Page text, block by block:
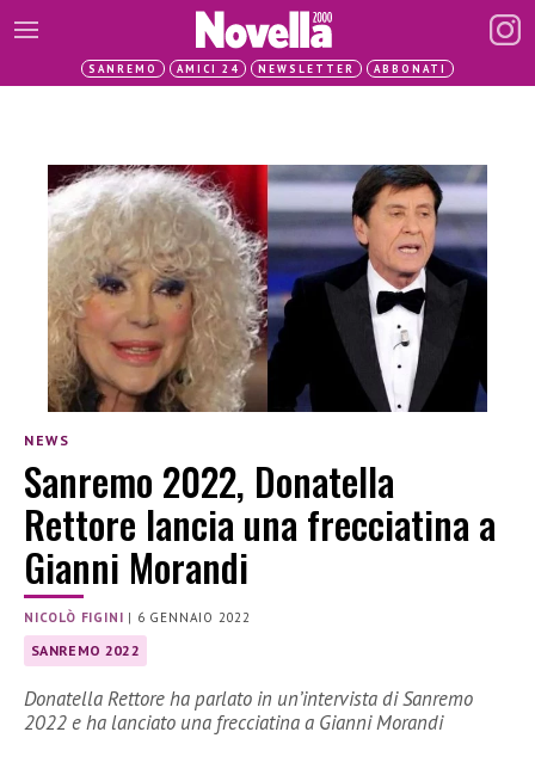
SANREMO AMICI 24 NEWSLETTER ABBONATI
NEWS
Sanremo 2022, Donatella
Rettore lancia una frecciatina a
Gianni Morandi
NICOLÒ FIGINI | 6 GENNAIO 2022
SANREMO 2022
Donatella Rettore ha parlato in un’intervista di Sanremo
2022 e ha lanciato una frecciatina a Gianni Morandi